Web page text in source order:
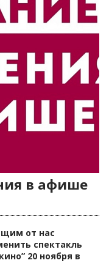
в афише
от нас
спектакль
20 ноября в